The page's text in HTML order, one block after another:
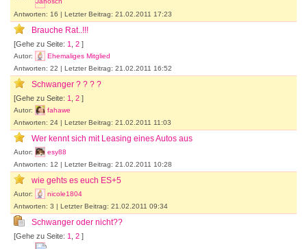
Antworten: 16 | Letzter Beitrag: 21.02.2011 17:23
Brauche Rat..!!!
[Gehe zu Seite: 1 2 ]
Autor:
Ehemaliges Mitglied
Antworten: 22 | Letzter Beitrag: 21.02.2011 16:52
Schwanger ? ? ? ?
[Gehe zu Seite: 1 2 ]
Autor:
fahawe
Antworten: 24 | Letzter Beitrag: 21.02.2011 11:03
Wer kennt sich mit Leasing eines Autos aus
Autor:
esy88
Antworten: 12 | Letzter Beitrag: 21.02.2011 10:28
wie gehts es euch ES+5
Autor:
nicole1804
Antworten: 3 | Letzter Beitrag: 21.02.2011 09:34
Schwanger oder nicht??
[Gehe zu Seite: 1 2 ]